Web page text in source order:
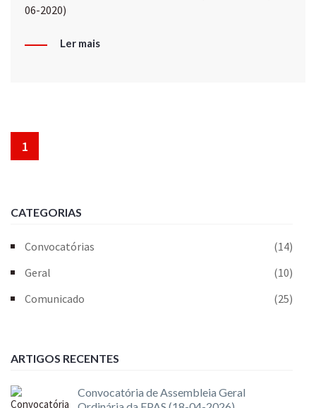
06-2020)
Ler mais
1
CATEGORIAS
Convocatórias
(14)
Geral
(10)
Comunicado
(25)
ARTIGOS RECENTES
Convocatória de Assembleia Geral